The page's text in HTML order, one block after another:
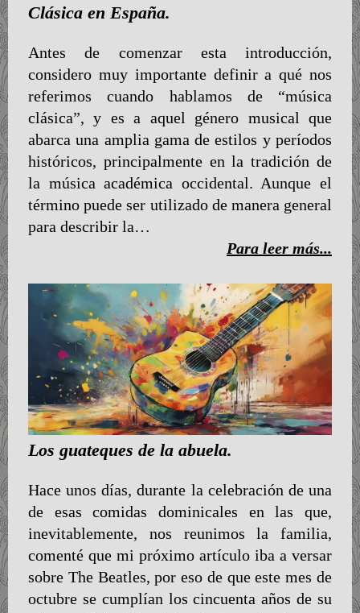
Clásica en España.
Antes de comenzar esta introducción,
considero muy importante definir a qué nos
referimos cuando hablamos de “música
clásica”, y es a aquel género musical que
abarca una amplia gama de estilos y períodos
históricos, principalmente en la tradición de
la música académica occidental. Aunque el
término puede ser utilizado de manera general
para describir la…
Para leer más...
Los guateques de la abuela.
Hace unos días, durante la celebración de una
de esas comidas dominicales en las que,
inevitablemente, nos reunimos la familia,
comenté que mi próximo artículo iba a versar
sobre The Beatles, por eso de que este mes de
octubre se cumplían los cincuenta años de su